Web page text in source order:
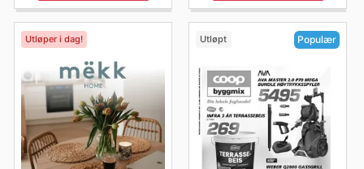
Utløper i dag! Utløpt Populær